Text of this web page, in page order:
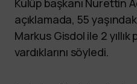
Kulüp başkanı Nurettin
açıklamada, 55
Markus Gisdol ile 2
vardıklarını söyledi.